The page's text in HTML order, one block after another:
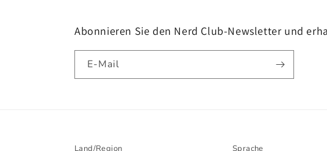
Abonnieren Sie den Nerd Club-Newsletter und
E-Mail
Land/Region Sprache